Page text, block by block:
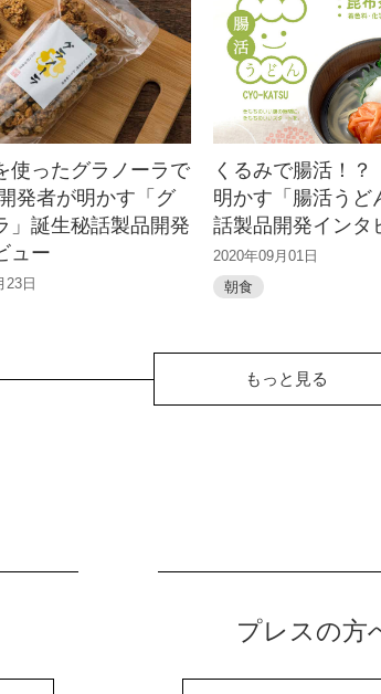
使ったグラノーラで
発者が明かす「グ
」誕生秘話製品開発
ュー
23日
くるみで腸活！
明かす「腸活うど
話製品開発インタ
2020年09月01日
朝食
もっと見る
プレスの方